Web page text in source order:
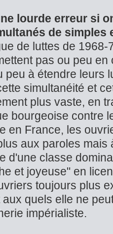
lourde erreur si
de simples
de luttes de
pas ou peu
peu à étendre leurs
simul­tanéité et
plus vaste, en
bourgeoise contre
en France, les
aux paroles mais
d'une classe
et joyeuse" en
toujours plus
quels elle ne
impérialiste.